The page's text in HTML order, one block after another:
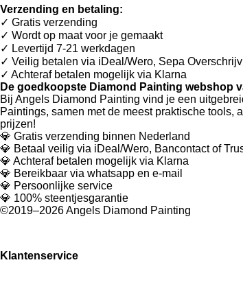
Verzending en betaling:
✓ Gratis verzending
✓ Wordt op maat voor je gemaakt
✓ Levertijd 7-21 werkdagen
✓ Veilig betalen via iDeal/Wero, Sepa
✓ Achteraf betalen mogelijk via Klarna
De goedkoopste Diamond Painting webshop
Bij Angels Diamond Painting vind je een
Paintings, samen met de meest praktische tools,
prijzen!
💎 Gratis verzending binnen Nederland
💎 Betaal veilig via iDeal/Wero, Bancontact of
💎 Achteraf betalen mogelijk via Klarna
💎 Bereikbaar via whatsapp en e-mail
💎 Persoonlijke service
💎 100% steentjesgarantie
©2019–2026 Angels Diamond Painting
Klantenservice